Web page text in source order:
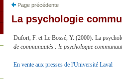
Page précédente
La psychologie
Dufort, F. et Le Bossé, Y. (2000). La
de communautés : le psychologue
En vente aux presses de l'Université Laval